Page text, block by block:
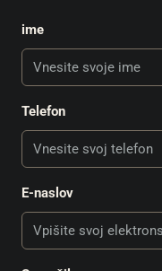
ime
Telefon
E-naslov